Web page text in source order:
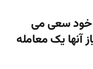
خود سعی می
آنها یک معامله